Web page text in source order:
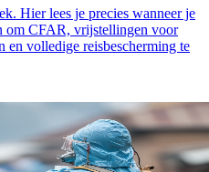
Hier lees je precies wanneer je
om CFAR, vrijstellingen voor
en volledige reisbescherming te